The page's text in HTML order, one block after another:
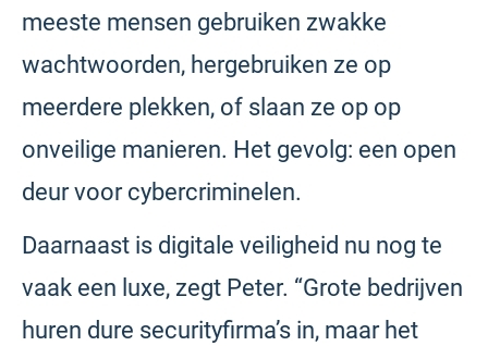
meeste mensen gebruiken zwakke
wachtwoorden, hergebruiken ze op
meerdere plekken, of slaan ze op op
onveilige manieren. Het gevolg: een open
deur voor cybercriminelen.
Daarnaast is digitale veiligheid nu nog te
vaak een luxe, zegt Peter. “Grote bedrijven
huren dure securityfirma’s in, maar het